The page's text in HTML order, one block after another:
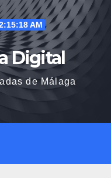
AM
Digital
de Málaga